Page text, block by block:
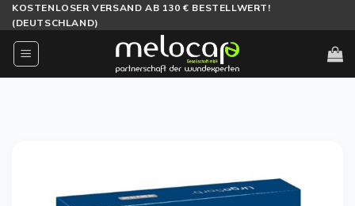
Zum
Inhalt
springen
KOSTENLOSER VERSAND AB 130 € BESTELLWERT!
(DEUTSCHLAND)